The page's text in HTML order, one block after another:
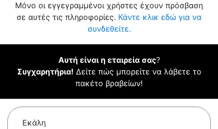
Μόνο οι εγγεγραμμένοι χρήστες έχουν πρόσβαση
σε αυτές τις πληροφορίες. Κάντε κλικ εδώ για να
συνδεθείτε.
Αυτή είναι η εταιρεία σας?
Συγχαρητήρια! Δείτε πώς μπορείτε να λάβετε το
πακέτο βραβείων!
Εκάλη